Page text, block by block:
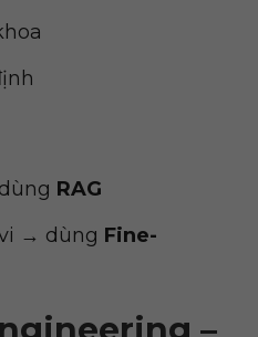
RAG
→ dùng Fine-